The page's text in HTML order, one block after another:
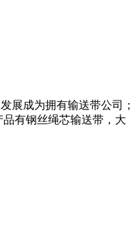
展成为拥有输送带公司；
有钢丝绳芯输送带，大